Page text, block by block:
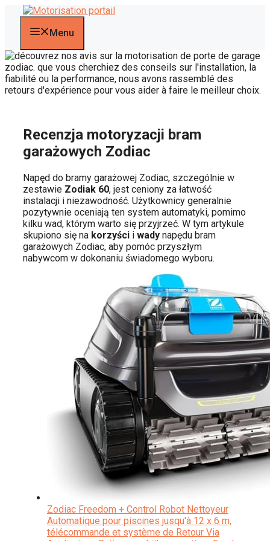
Przejdź
Menu
Recenzja motoryzacji bram
garażowych Zodiac
Napęd do bramy garażowej Zodiac, szczególnie w
zestawie Zodiak 60, jest ceniony za łatwość
instalacji i niezawodność. Użytkownicy generalnie
pozytywnie oceniają ten system automatyki, pomimo
kilku wad, którym warto się przyjrzeć. W tym artykule
skupiono się na korzyści i wady napędu bram
garażowych Zodiac, aby pomóc przyszłym
nabywcom w dokonaniu świadomego wyboru.
Zodiac Freedom + Control Robot Nettoyeur
Automatique pour piscines jusqu'à 12 x 6 m,
télécommande et système de Retour Via